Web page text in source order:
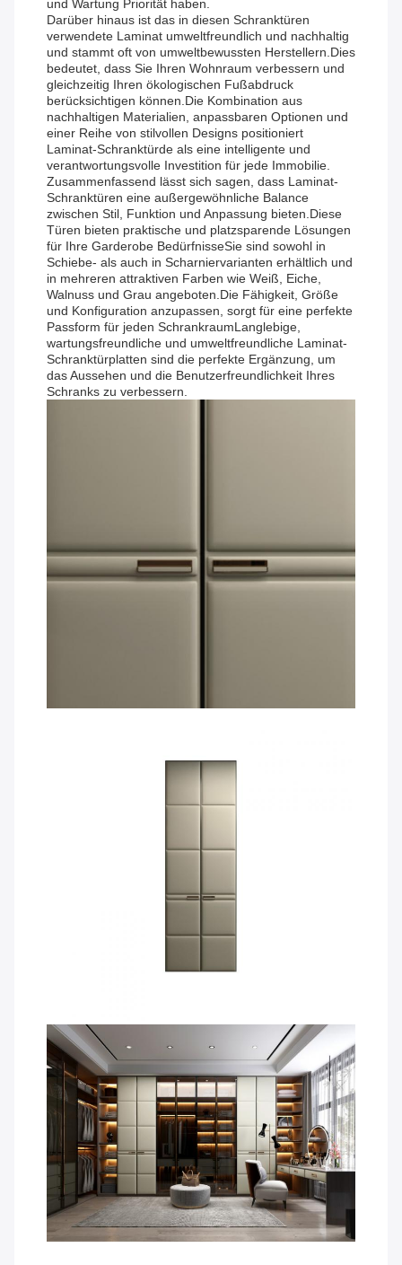
und Wartung Priorität haben.
Darüber hinaus ist das in diesen Schranktüren
verwendete Laminat umweltfreundlich und nachhaltig
und stammt oft von umweltbewussten Herstellern.Dies
bedeutet, dass Sie Ihren Wohnraum verbessern und
gleichzeitig Ihren ökologischen Fußabdruck
berücksichtigen können.Die Kombination aus
nachhaltigen Materialien, anpassbaren Optionen und
einer Reihe von stilvollen Designs positioniert
Laminat-Schranktürde als eine intelligente und
verantwortungsvolle Investition für jede Immobilie.
Zusammenfassend lässt sich sagen, dass Laminat-
Schranktüren eine außergewöhnliche Balance
zwischen Stil, Funktion und Anpassung bieten.Diese
Türen bieten praktische und platzsparende Lösungen
für Ihre Garderobe BedürfnisseSie sind sowohl in
Schiebe- als auch in Scharniervarianten erhältlich und
in mehreren attraktiven Farben wie Weiß, Eiche,
Walnuss und Grau angeboten.Die Fähigkeit, Größe
und Konfiguration anzupassen, sorgt für eine perfekte
Passform für jeden SchrankraumLanglebige,
wartungsfreundliche und umweltfreundliche Laminat-
Schranktürplatten sind die perfekte Ergänzung, um
das Aussehen und die Benutzerfreundlichkeit Ihres
Schranks zu verbessern.